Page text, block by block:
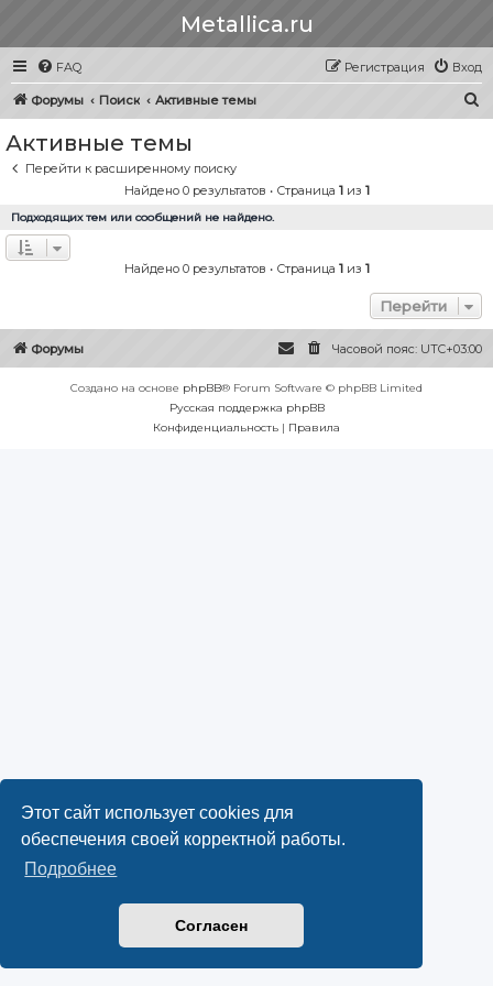
Этот сайт использует cookies для
обеспечения своей корректной работы.
Подробнее
Согласен
Metallica.ru
FAQ Вход
Регистрация
Форумы Поиск Активные темы
Активные темы
Перейти к расширенному поиску
Найдено 0 результатов • Страница 1из 1
Подходящих тем или сообщений не найдено.
Найдено 0 результатов • Страница 1из 1
Перейти
Форумы Часовой пояс: UTC+03:00
Создано на основе phpBB® Forum Software © phpBB Limited
Русская поддержка phpBB
Конфиденциальность | Правила